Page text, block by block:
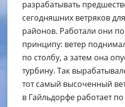
разрабатывать
сегодняшних ветряков
районов. Работали они
принципу: ветер
по столбу, а затем она
турбину. Так
тот самый высоченный
в Гайльдорфе работает